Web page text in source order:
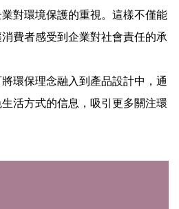
對環境保護的重視。這樣不僅能
費者感受到企業對社會責任的承
將環保理念融入到產品設計中，通
活方式的信息，吸引更多關注環